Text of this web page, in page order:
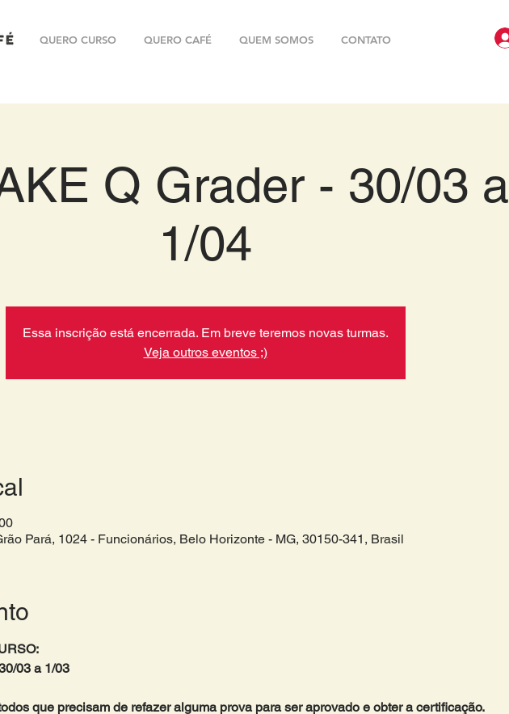
QUERO CURSO QUERO CAFÉ QUEM SOMOS CONTATO
Q Grader - 30/03 a
1/04
Essa inscrição está encerrada. Em breve teremos novas turmas.
Veja outros eventos ;)
Pará, 1024 - Funcionários, Belo Horizonte - MG, 30150-341, Brasil
03 a 1/03
que precisam de refazer alguma prova para ser aprovado e obter a certificação.